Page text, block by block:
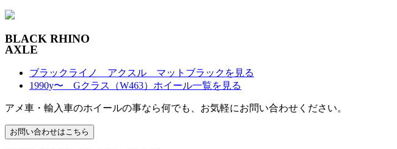
BLACK RHINO
AXLE
ブラックライノ アクスル マットブラックを見る
1990y〜 Gクラス（W463）ホイール一覧を見る
アメ車・輸入車のホイールの事なら何でも、お気軽にお問い合わせください。